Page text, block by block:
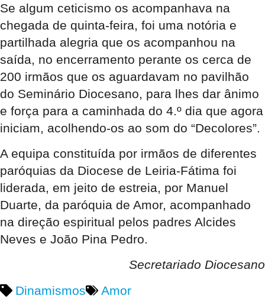
Se algum ceticismo os acompanhava na
chegada de quinta-feira, foi uma notória e
partilhada alegria que os acompanhou na
saída, no encerramento perante os cerca de
200 irmãos que os aguardavam no pavilhão
do Seminário Diocesano, para lhes dar ânimo
e força para a caminhada do 4.º dia que agora
iniciam, acolhendo-os ao som do “Decolores”.
A equipa constituída por irmãos de diferentes
paróquias da Diocese de Leiria-Fátima foi
liderada, em jeito de estreia, por Manuel
Duarte, da paróquia de Amor, acompanhado
na direção espiritual pelos padres Alcides
Neves e João Pina Pedro.
Secretariado Diocesano
Dinamismos
Amor